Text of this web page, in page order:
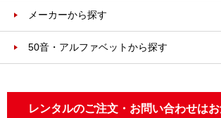
メーカーから探す
50音・アルファベットから探す
レンタルのご注文・お問い合わせは